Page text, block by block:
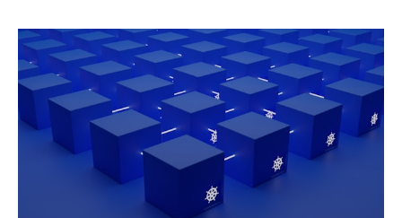
IPv4網 → Oracle Cloud【nginx（リバースプロキシ）
→ WireGuard VPN】 → IPv6網 → 自宅サーバー
【WireGuard VPN → Nextcloud】 WireGuard経由での
アクセスを採用した理由 * 速い（カーネル実装 / UDP
ベース） * 設定がとてもシンプル * IPv4 ↔ IPv6 のブ
リッジングに強い * セキュリティが強固（最新暗号） *
Oracle Linux 8 でも標準対応 私のOracle Clound では、
下記の構成のインスタンスを使っています。 項目 内容
OS Oracle Linux 8.1 Shape VM.Standard.A1.Flex